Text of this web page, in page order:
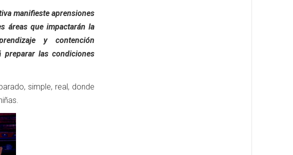
manifieste aprensiones
áreas que impactarán la
y contención
preparar las condiciones
simple, real, donde